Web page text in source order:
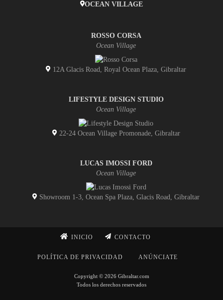
OCEAN VILLAGE
ROSSO CORSA
Ocean Village
12A Glacis Road, Royal Ocean Plaza, Gibraltar
LIFESTYLE DESIGN STUDIO
Ocean Village
22-24 Ocean Village Promonade, Gibraltar
LUCAS IMOSSI FORD
Ocean Village
Showroom 1-3, Ocean Spa Plaza, Glacis Road, Gibraltar
INICIO CONTACTO
POLÍTICA DE PRIVACIDAD ANÚNCIATE
Copyright © 2026 Gibraltar.com
Todos los derechos reservados